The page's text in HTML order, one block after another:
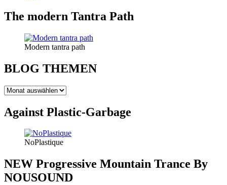
The modern Tantra Path
Modern tantra path
BLOG THEMEN
BLOG
Against Plastic-Garbage
NoPlastique
NEW Progressive Mountain Trance By
NOUSOUND